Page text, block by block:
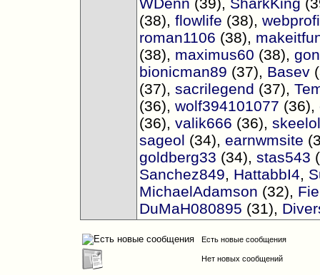
(38), flowlife (38),
roman1106 (38),
(38), maximus60 (38),
bionicman89 (37), Basev
(37), sacrilegend (37),
(36), wolf394101077 (36),
(36), valik666 (36),
sageol (34), earnwmsite
goldberg33 (34), stas543
Sanchez849, HattabbI4,
MichaelAdamson (32),
DuMaH080895 (31),
Есть новые сообщения
Нет новых сообщений